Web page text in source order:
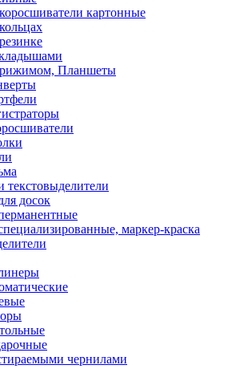
картонные
Планшеты
досок
маркер-краска
чернилами